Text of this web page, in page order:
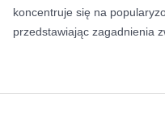
koncentruje się na
przedstawiając zagadnienia